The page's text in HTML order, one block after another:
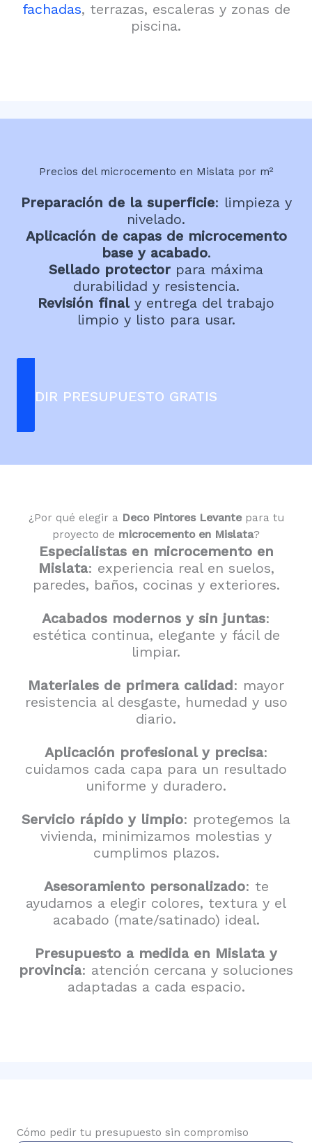
fachadas, terrazas, escaleras y zonas de
piscina.
Precios del microcemento en Mislata por m²
Preparación de la superficie: limpieza y
nivelado.
Aplicación de capas de microcemento
base y acabado.
Sellado protector para máxima
durabilidad y resistencia.
Revisión finaly entrega del trabajo
limpio y listo para usar.
PEDIR PRESUPUESTO GRATIS
¿Por qué elegir a Deco Pintores Levantepara tu
proyecto de microcemento en Mislata?
Especialistas en microcemento en
Mislata: experiencia real en suelos,
paredes, baños, cocinas y exteriores.
Acabados modernos y sin juntas:
estética continua, elegante y fácil de
limpiar.
Materiales de primera calidad: mayor
resistencia al desgaste, humedad y uso
diario.
Aplicación profesional y precisa:
cuidamos cada capa para un resultado
uniforme y duradero.
Servicio rápido y limpio: protegemos la
vivienda, minimizamos molestias y
cumplimos plazos.
Asesoramiento personalizado: te
ayudamos a elegir colores, textura y el
acabado (mate/satinado) ideal.
Presupuesto a medida en Mislata y
provincia: atención cercana y soluciones
adaptadas a cada espacio.
Cómo pedir tu presupuesto sin compromiso